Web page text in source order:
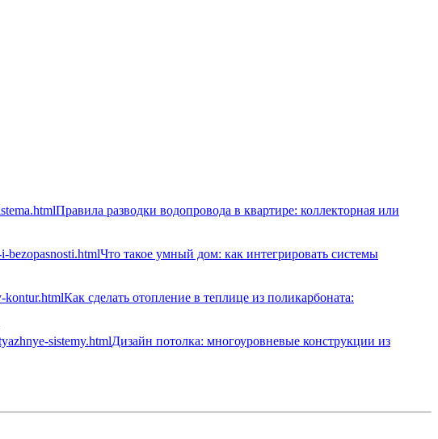
Правила разводки водопровода в квартире: коллекторная или
Что такое умный дом: как интегрировать системы
Как сделать отопление в теплице из поликарбоната:
Дизайн потолка: многоуровневые конструкции из